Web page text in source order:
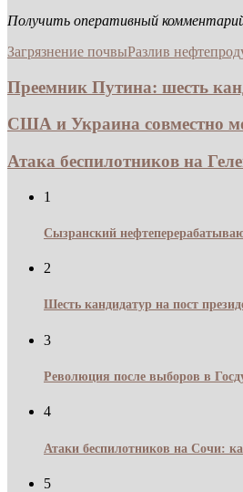
Получить оперативный
Загрязнение почвыРазлив
Преемник Путина: шесть
США и Украина совместно
Атака беспилотников на
1
Сызранский
2
Шесть кандидатур на пост
3
Революция после выборов в
4
Атаки беспилотников на Сочи:
5